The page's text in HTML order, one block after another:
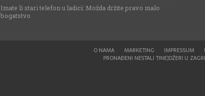
Imate li stari telefon u ladici: Možda držite pravo malo
bogatstvo
O NAMA MARKETING IMPRESSUM
PRONAĐENI NESTALI TINEJDŽERI U